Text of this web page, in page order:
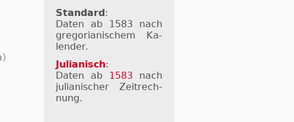
Standard :
Daten ab 1583 nach
gre­go­ri­a­ni­schem Ka­
len­der.
Julianisch:
Daten ab 1583 nach
ju­li­a­ni­scher Zeit­rech­
nung.